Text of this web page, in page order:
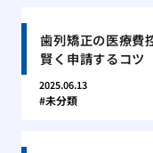
歯列矯正の医療費
賢く申請するコツ
2025.06.13
未分類